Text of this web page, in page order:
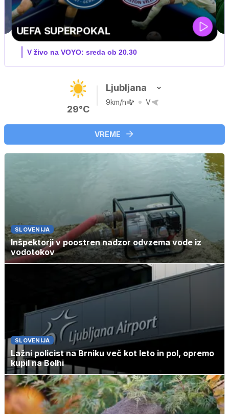
ZUFFA BOXING 10
V živo na VOYO: sobota ob 20.00
29°C
Ljubljana
9km/h V
VREME
SLOVENIJA
Inšpektorji v poostren nadzor odvzema vode iz
vodotokov
SLOVENIJA
Lažni policist na Brniku več kot leto in pol, opremo
kupil na Bolhi